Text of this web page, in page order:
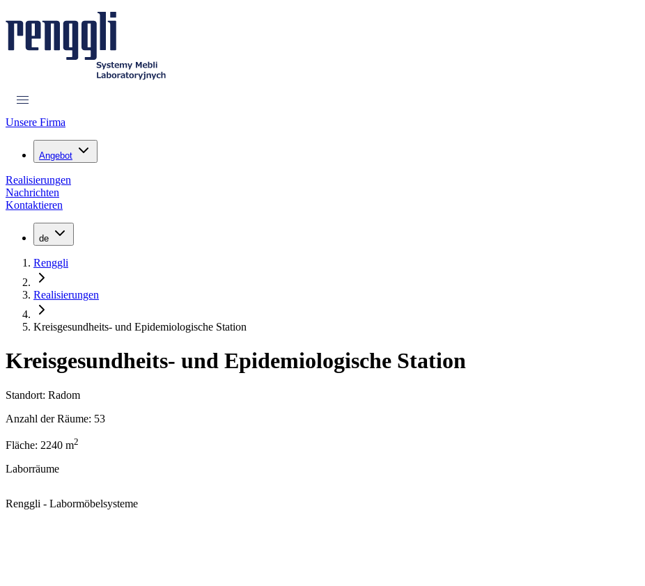
Unsere Firma
Angebot
Realisierungen
Nachrichten
Kontaktieren
de
Renggli
Realisierungen
Kreisgesundheits- und Epidemiologische Station
Kreisgesundheits- und Epidemiologische Station
Standort: Radom
Anzahl der Räume: 53
Fläche: 2240 m2
Laborräume
Renggli - Labormöbelsysteme